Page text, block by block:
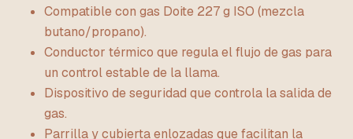
Compatible con gas Doite 227 g ISO (mezcla
butano/propano).
Conductor térmico que regula el flujo de gas para
un control estable de la llama.
Dispositivo de seguridad que controla la salida de
gas.
Parrilla y cubierta enlozadas que facilitan la